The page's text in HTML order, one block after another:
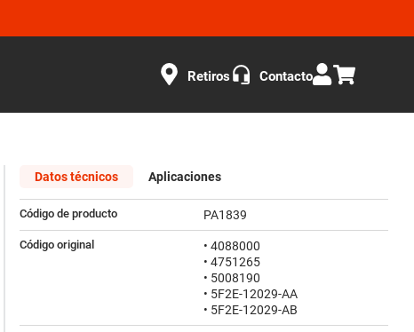
Retiros Contacto
Datos técnicos Aplicaciones
Código de producto PA1839
Código original
• 4088000
• 4751265
• 5008190
• 5F2E-12029-AA
• 5F2E-12029-AB